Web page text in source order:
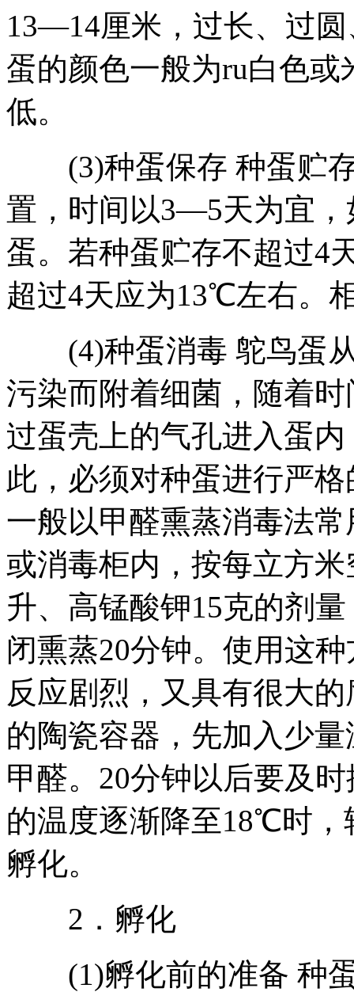
13—14厘米，过长、过
蛋的颜色一般为ru白色
低。
(3)种蛋保存 种蛋贮存
置，时间以3—5天为宜
蛋。若种蛋贮存不超过
超过4天应为13℃左右。
(4)种蛋消毒 鸵鸟蛋从
污染而附着细菌，随着
过蛋壳上的气孔进入蛋
此，必须对种蛋进行严
一般以甲醛熏蒸消毒法
或消毒柜内，按每立方
升、高锰酸钾15克的剂
闭熏蒸20分钟。使用这
反应剧烈，又具有很大
的陶瓷容器，先加入少
甲醛。20分钟以后要及
的温度逐渐降至18℃时
孵化。
2．孵化
(1)孵化前的准备 种蛋